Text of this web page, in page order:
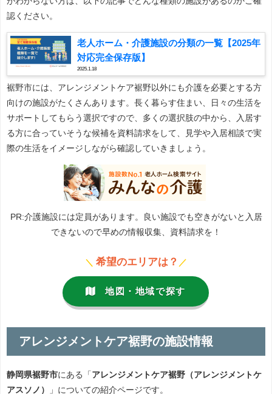
認ください。
老人ホーム・介護施設の分類の一覧【2025年
対応完全保存版】
2025.1.18
裾野市には、アレンジメントケア裾野以外にも介護を必要とする方
向けの施設がたくさんあります。長く暮らす住まい、日々の生活を
サポートしてもらう選択ですので、多くの選択肢の中から、入居す
る方に合っていそうな候補を資料請求をして、見学や入居相談で実
際の生活をイメージしながら確認していきましょう。
PR:介護施設には定員があります。良い施設でも空きがないと入居
できないので早めの情報収集、資料請求を！
＼ 希望のエリアは？ ／
地図・地域で探す
アレンジメントケア裾野の施設情報
静岡県裾野市にある「 アレンジメントケア裾野（アレンジメントケ
アスソノ）
」についての紹介ページです。